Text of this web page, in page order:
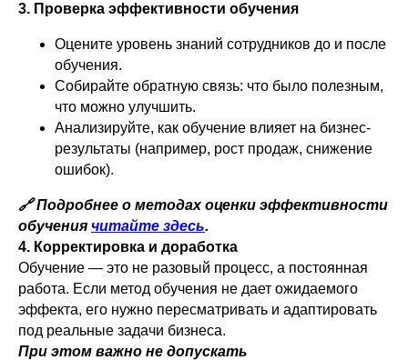
3. Проверка эффективности обучения
Оцените уровень знаний сотрудников до и после
обучения.
Собирайте обратную связь: что было полезным,
что можно улучшить.
Анализируйте, как обучение влияет на бизнес-
результаты (например, рост продаж, снижение
ошибок).
🔗 Подробнее о методах оценки эффективности
обучения читайте здесь.
4. Корректировка и доработка
Обучение — это не разовый процесс, а постоянная
работа. Если метод обучения не дает ожидаемого
эффекта, его нужно пересматривать и адаптировать
под реальные задачи бизнеса.
При этом важно не допускать